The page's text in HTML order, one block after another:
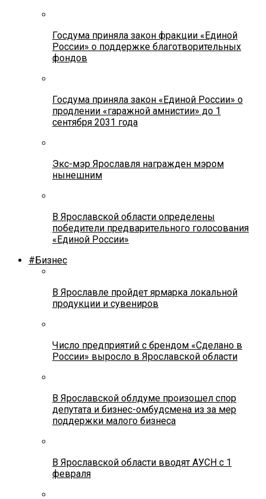
Госдума приняла закон фракции «Единой
России» о поддержке благотворительных
фондов
Госдума приняла закон «Единой России» о
продлении «гаражной амнистии» до 1
сентября 2031 года
Экс-мэр Ярославля награжден мэром
нынешним
В Ярославской области определены
победители предварительного голосования
«Единой России»
#Бизнес
В Ярославле пройдет ярмарка локальной
продукции и сувениров
Число предприятий с брендом «Сделано в
России» выросло в Ярославской области
В Ярославской облдуме произошел спор
депутата и бизнес-омбудсмена из за мер
поддержки малого бизнеса
В Ярославской области вводят АУСН с 1
февраля